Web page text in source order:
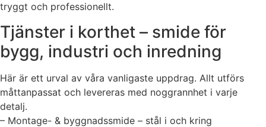
tryggt och professionellt.
Tjänster i korthet – smide för
bygg, industri och inredning
Här är ett urval av våra vanligaste uppdrag. Allt utförs
måttanpassat och levereras med noggrannhet i varje
detalj.
– Montage- & byggnadssmide – stål i och kring